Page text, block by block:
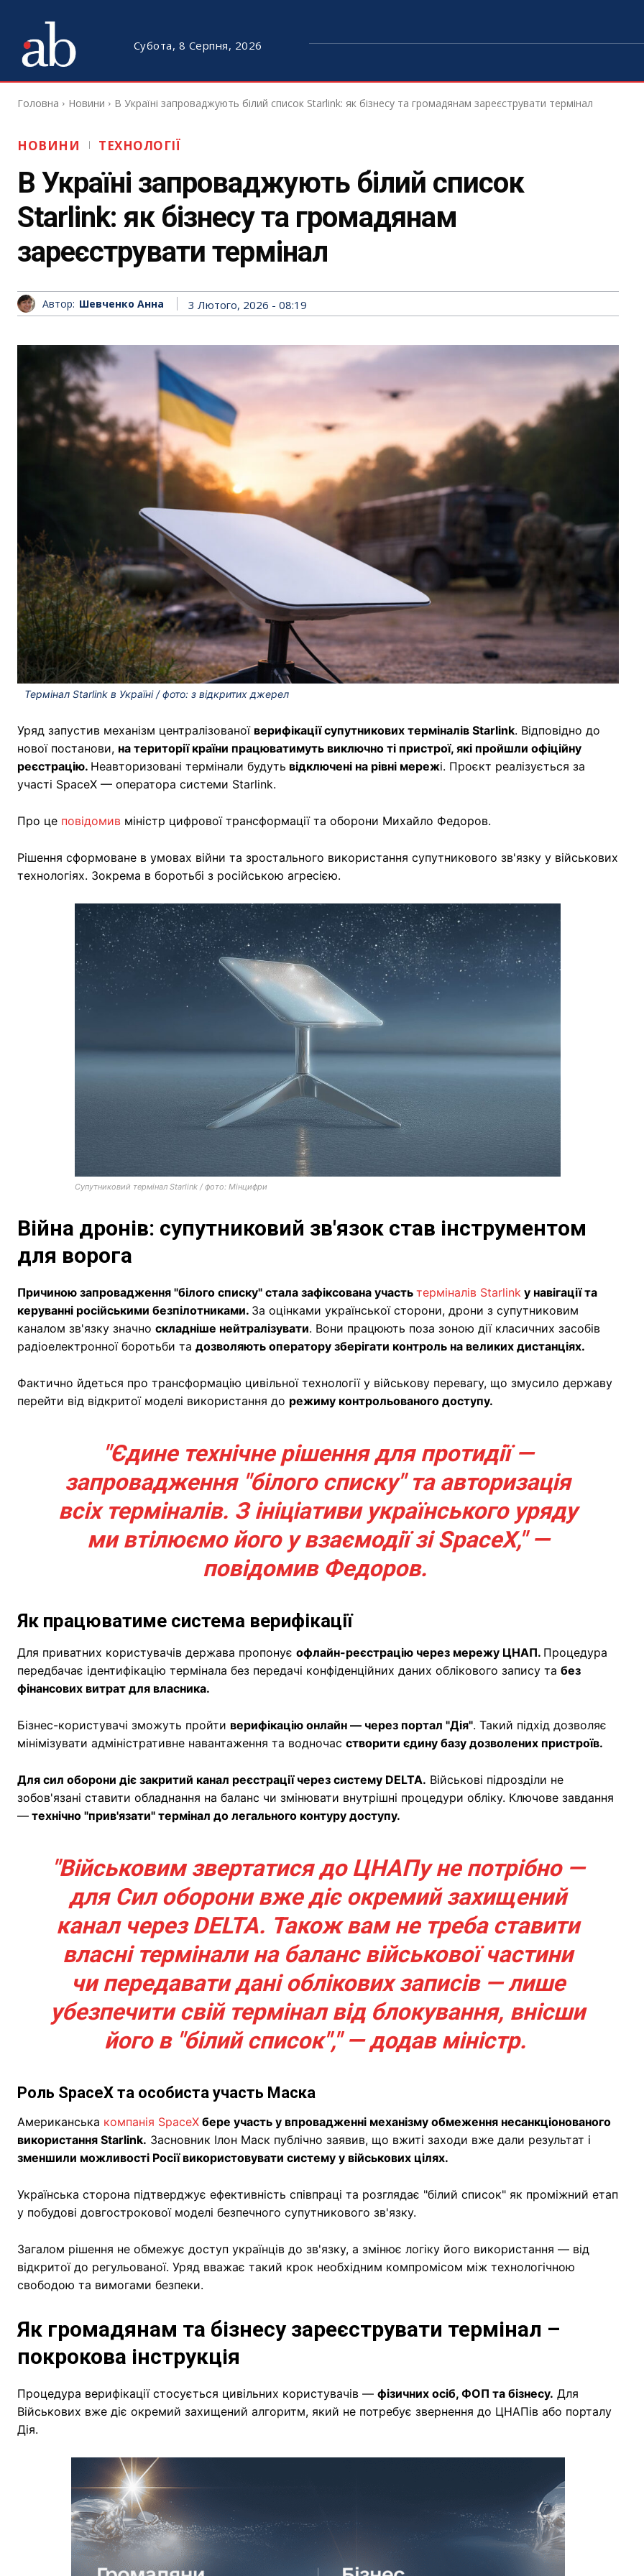
Субота, 8 Серпня, 2026
Головна Новини В Україні запроваджують білий список Starlink: як бізнесу та громадянам зареєструвати термінал
НОВИНИ ТЕХНОЛОГІЇ
В Україні запроваджують білий список
Starlink: як бізнесу та громадянам
зареєструвати термінал
Автор: Шевченко Анна 3 Лютого, 2026 - 08:19
Термінал Starlink в Україні / фото: з відкритих джерел
Уряд запустив механізм централізованої верифікації супутникових терміналів Starlink. Відповідно до
нової постанови, на території країни працюватимуть виключно ті пристрої, які пройшли офіційну
реєстрацію. Неавторизовані термінали будуть відключені на рівні мережі. Проєкт реалізується за
участі SpaceX — оператора системи Starlink.
Про це повідомив міністр цифрової трансформації та оборони Михайло Федоров.
Рішення сформоване в умовах війни та зростального використання супутникового зв'язку у військових
технологіях. Зокрема в боротьбі з російською агресією.
Cупутниковий термінал Starlink / фото: Мінцифри
Війна дронів: супутниковий зв'язок став інструментом
для ворога
Причиною запровадження "білого списку" стала зафіксована участь терміналів Starlink у навігації та
керуванні російськими безпілотниками. За оцінками української сторони, дрони з супутниковим
каналом зв'язку значно складніше нейтралізувати. Вони працюють поза зоною дії класичних засобів
радіоелектронної боротьби та дозволяють оператору зберігати контроль на великих дистанціях.
Фактично йдеться про трансформацію цивільної технології у військову перевагу, що змусило державу
перейти від відкритої моделі використання до режиму контрольованого доступу.
"Єдине технічне рішення для протидії —
запровадження "білого списку" та авторизація
всіх терміналів. З ініціативи українського уряду
ми втілюємо його у взаємодії зі SpaceX," —
повідомив Федоров.
Як працюватиме система верифікації
Для приватних користувачів держава пропонує офлайн-реєстрацію через мережу ЦНАП. Процедура
передбачає ідентифікацію термінала без передачі конфіденційних даних облікового запису та без
фінансових витрат для власника.
Бізнес-користувачі зможуть пройти верифікацію онлайн — через портал "Дія". Такий підхід дозволяє
мінімізувати адміністративне навантаження та водночас створити єдину базу дозволених пристроїв.
Для cил оборони діє закритий канал реєстрації через систему DELTA. Військові підрозділи не
зобов'язані ставити обладнання на баланс чи змінювати внутрішні процедури обліку. Ключове завдання
— технічно "прив'язати" термінал до легального контуру доступу.
"Військовим звертатися до ЦНАПу не потрібно —
для Сил оборони вже діє окремий захищений
канал через DELTA. Також вам не треба ставити
власні термінали на баланс військової частини
чи передавати дані облікових записів — лише
убезпечити свій термінал від блокування, внісши
його в "білий список"," — додав міністр.
Роль SpaceX та особиста участь Маска
Американська компанія SpaceX бере участь у впровадженні механізму обмеження несанкціонованого
використання Starlink. Засновник Ілон Маск публічно заявив, що вжиті заходи вже дали результат і
зменшили можливості Росії використовувати систему у військових цілях.
Українська сторона підтверджує ефективність співпраці та розглядає "білий список" як проміжний етап
у побудові довгострокової моделі безпечного супутникового зв'язку.
Загалом рішення не обмежує доступ українців до зв'язку, а змінює логіку його використання — від
відкритої до регульованої. Уряд вважає такий крок необхідним компромісом між технологічною
свободою та вимогами безпеки.
Як громадянам та бізнесу зареєструвати термінал –
покрокова інструкція
Процедура верифікації стосується цивільних користувачів — фізичних осіб, ФОП та бізнесу. Для
Військових вже діє окремий захищений алгоритм, який не потребує звернення до ЦНАПів або порталу
Дія.